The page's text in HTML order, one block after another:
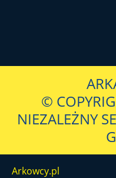
©
NIEZALEŻNY
Arkowcy.pl